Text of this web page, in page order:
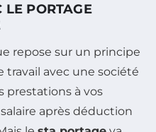
LE PORTAGE
repose sur un principe
travail avec une société
prestations à vos
après déduction